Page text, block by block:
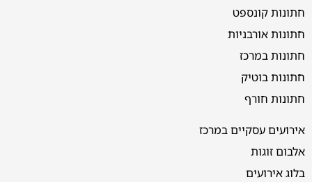
חתונות קונספט
חתונות אורבניות
חתונות במרכז
חתונות בוטיק
חתונות חורף
אירועים עסקיים במרכז
אלבום זוגות
בלוג אירועים